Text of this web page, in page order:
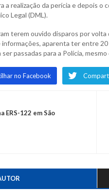
a realização da perícia e depois o
Legal (DML).
terem ouvido disparos por
aparenta ter entre
passadas para a Polícia,
no Facebook
ERS-122 em São